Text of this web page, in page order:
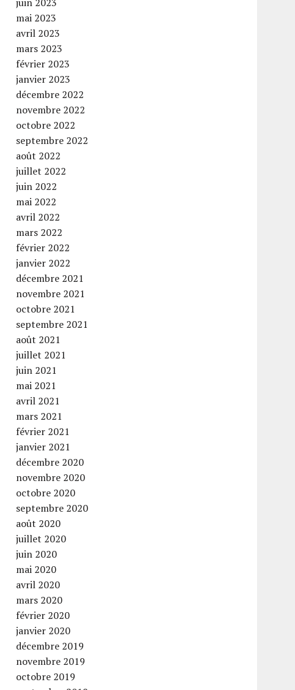
mai 2023
avril 2023
mars 2023
février 2023
janvier 2023
décembre 2022
novembre 2022
octobre 2022
septembre 2022
août 2022
juillet 2022
juin 2022
mai 2022
avril 2022
mars 2022
février 2022
janvier 2022
décembre 2021
novembre 2021
octobre 2021
septembre 2021
août 2021
juillet 2021
juin 2021
mai 2021
avril 2021
mars 2021
février 2021
janvier 2021
décembre 2020
novembre 2020
octobre 2020
septembre 2020
août 2020
juillet 2020
juin 2020
mai 2020
avril 2020
mars 2020
février 2020
janvier 2020
décembre 2019
novembre 2019
octobre 2019